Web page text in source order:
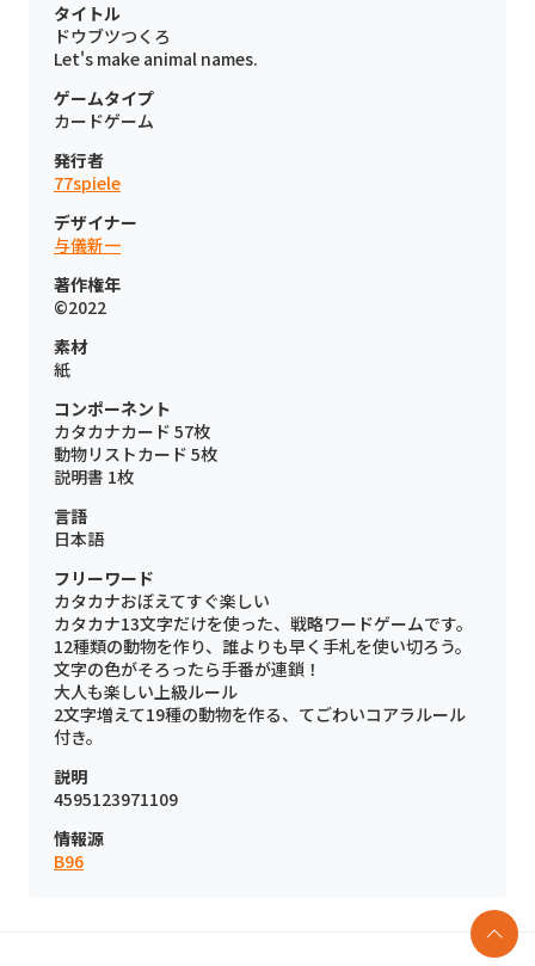
タイトル
ドウブツつくろ
Let's make animal names.
ゲームタイプ
カードゲーム
発行者
77spiele
デザイナー
与儀新一
著作権年
©2022
素材
紙
コンポーネント
カタカナカード 57枚
動物リストカード 5枚
説明書 1枚
言語
日本語
フリーワード
カタカナおぼえてすぐ楽しい
カタカナ13文字だけを使った、戦略ワードゲームです。
12種類の動物を作り、誰よりも早く手札を使い切ろう。
文字の色がそろったら手番が連鎖！
大人も楽しい上級ルール
2文字増えて19種の動物を作る、てごわいコアラルール
付き。
説明
4595123971109
情報源
B96